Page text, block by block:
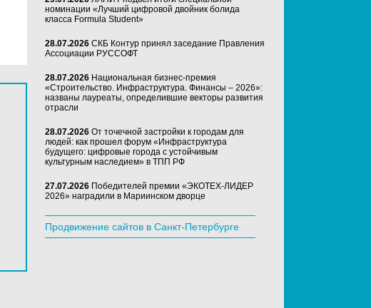
номинации «Лучший цифровой двойник болида
класса Formula Student»
28.07.2026 СКБ Контур принял заседание Правления
Ассоциации РУССОФТ
28.07.2026 Национальная бизнес-премия
«Строительство. Инфраструктура. Финансы – 2026»:
названы лауреаты, определившие векторы развития
отрасли
28.07.2026 От точечной застройки к городам для
людей: как прошел форум «Инфраструктура
будущего: цифровые города с устойчивым
культурным наследием» в ТПП РФ
27.07.2026 Победителей премии «ЭКОТЕХ-ЛИДЕР
2026» наградили в Мариинском дворце
Продвижение сайтов в Санкт-Петербурге